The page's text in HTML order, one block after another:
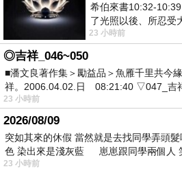
希伯來書10:32-
了光照以後、所忍受
面被毀謗、遭患難、
23 小時前
◎吉祥_046~050
■潘文良著作集＞勵益品＞魚雁千里共今
祥。2006.04.02.日 08:21:40 ▽047_吉
23 小時前
2026/08/09
突如其來的休假 當然就是去找同學弄
色 染出來是淺灰藍 崽崽跟同學兩個
23 小時前